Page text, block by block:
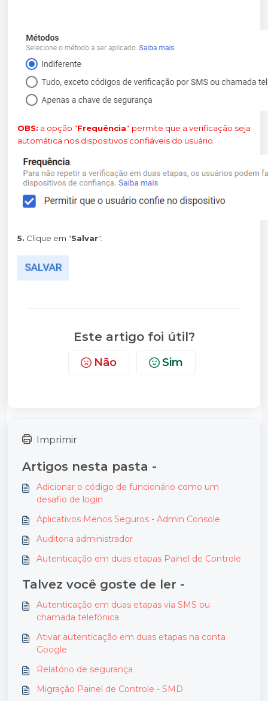
OBS: a opção "Frequência" permite que a verificação seja
automática nos dispositivos confiáveis do usuário.
5. Clique em "Salvar".
Este artigo foi útil?
Não Sim
Imprimir
Artigos nesta pasta -
Adicionar o código de funcionário como um
desafio de login
Aplicativos Menos Seguros - Admin Console
Auditoria administrador
Autenticação em duas etapas Painel de Controle
Talvez você goste de ler -
Autenticação em duas etapas via SMS ou
chamada telefônica
Ativar autenticação em duas etapas na conta
Google
Relatório de segurança
Migração Painel de Controle - SMD